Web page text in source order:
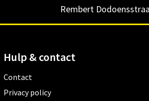
Rembert
Hulp & contact
Contact
Privacy policy